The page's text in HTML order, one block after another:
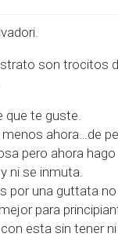
son trocitos
que te guste.
ahora…de
pero ahora hago
ni se inmuta.
por una guttata
para
esta sin tener ni